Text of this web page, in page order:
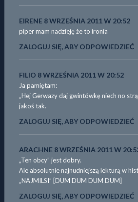
EIRENE 8 WRZEŚNIA 2011 W 20:52
piper mam nadzieję że to ironia
ZALOGUJ SIĘ, ABY ODPOWIEDZIEĆ
FILIO 8 WRZEŚNIA 2011 W 20:52
Ja pamiętam:
„Hej Gerwazy daj gwintówkę niech no
jakoś tak.
ZALOGUJ SIĘ, ABY ODPOWIEDZIEĆ
ARACHNE 8 WRZEŚNIA 2011 W
„Ten obcy” jest dobry.
Ale absolutnie najnudniejszą lekturą w
„NAJMILSI” [DUM DUM DUM DUM]
ZALOGUJ SIĘ, ABY ODPOWIEDZIEĆ